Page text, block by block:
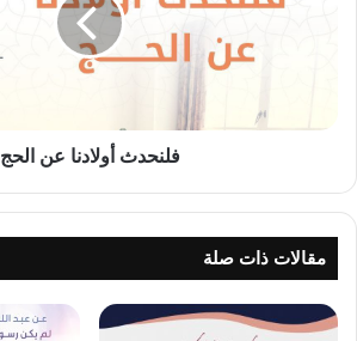
فلنحدث أولادنا عن الحج
مقالات ذات صلة